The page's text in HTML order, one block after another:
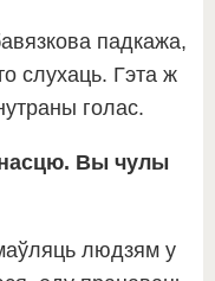
падкажа,
слухаць. Гэта ж
голас.
Вы чулы
людзям у